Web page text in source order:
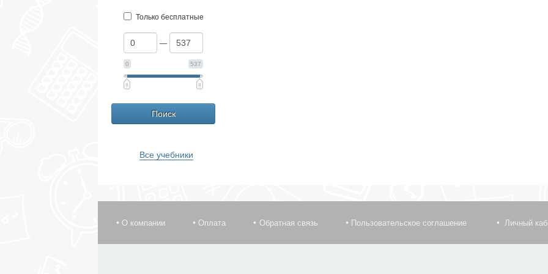
Только бесплатные
—
0 537
Все учебники
О компании Оплата Обратная связь Пользовательское соглашение Личный